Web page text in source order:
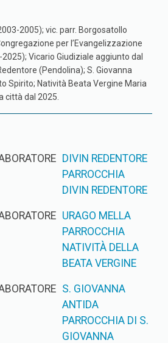
2005); vic. parr. Borgosatollo
per l’Evangelizzazione
Vicario Giudiziale aggiunto dal
(Pendolina); S. Giovanna
Spirito; Natività Beata Vergine Maria
città dal 2025.
DIVIN REDENTORE
PARROCCHIA
DIVIN REDENTORE
URAGO MELLA
PARROCCHIA
NATIVITÀ DELLA
BEATA VERGINE
S. GIOVANNA
ANTIDA
PARROCCHIA DI S.
GIOVANNA